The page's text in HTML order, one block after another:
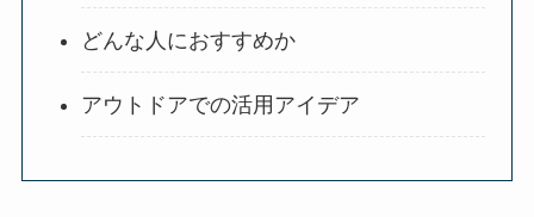
どんな人におすすめか
アウトドアでの活用アイデア